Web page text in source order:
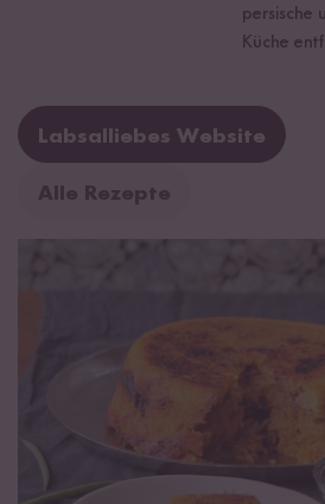
persische
Küche
Labsalliebes Website
Alle Rezepte